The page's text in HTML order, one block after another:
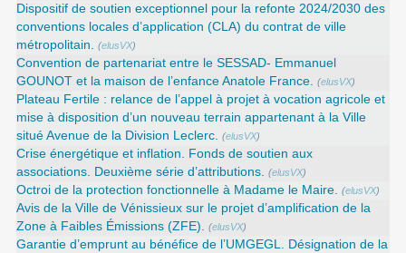
Dispositif de soutien exceptionnel pour la refonte 2024/2030 des
conventions locales d’application (CLA) du contrat de ville
métropolitain. (elusVX)
Convention de partenariat entre le SESSAD- Emmanuel
GOUNOT et la maison de l’enfance Anatole France. (elusVX)
Plateau Fertile : relance de l’appel à projet à vocation agricole et
mise à disposition d’un nouveau terrain appartenant à la Ville
situé Avenue de la Division Leclerc. (elusVX)
Crise énergétique et inflation. Fonds de soutien aux
associations. Deuxième série d’attributions. (elusVX)
Octroi de la protection fonctionnelle à Madame le Maire. (elusVX)
Avis de la Ville de Vénissieux sur le projet d’amplification de la
Zone à Faibles Émissions (ZFE). (elusVX)
Garantie d’emprunt au bénéfice de l’UMGEGL. Désignation de la